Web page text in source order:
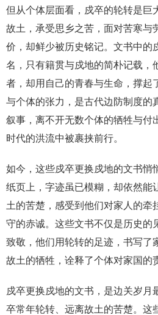
但从个体层面看，戍卒的轮转是巨
故土，承受思乡之苦，面对苦寒与
价，却鲜少被历史铭记。文书中的
名，只有籍贯与戍地的简朴记载，
者，却用自己的青春与生命，撑起
与个体的张力，是古代边防制度
叙事，离不开无数个体的牺牲与付
时代的洪流中被裹挟前行。
如今，这些戍卒更换戍地的文书悄
纸页上，字迹虽已模糊，却依然能
土的苦楚，感受到他们对家人的牵
守的赤诚。这些文书不仅是历史的
致敬，他们用轮转的足迹，书写了
故土的牺牲，诠释了个体对家国的
戍卒更换戍地的文书，是边关岁月
卒常年轮转、远离故土的苦楚。这